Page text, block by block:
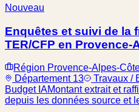
Nouveau
Enquêtes et suivi de la
TER/CFP en Provence-
Région Provence-Alpes-
Département 13
Travaux /
Budget IAMontant extrait et
depuis les données source et